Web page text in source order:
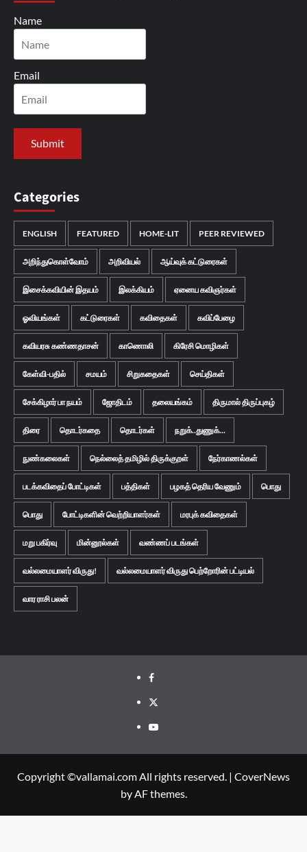
Name
Email
Categories
ENGLISH FEATURED HOME-LIT PEER REVIEWED
அறிந்துகொள்வோம் அறிவியல் ஆய்வுக் கட்டுரைகள்
இசைக்கவியின் இதயம் இலக்கியம் ஏனைய கவிஞர்கள்
ஓவியங்கள் கட்டுரைகள் கவிதைகள் கவிப்பேழை
கவியரசு கண்ணதாசன் காணொலி கிரேசி மொழிகள்
கேள்வி-பதில் சமயம் சிறுகதைகள் செய்திகள்
சேக்கிழார் பா நயம் ஜோதிடம் தலையங்கம் திருமால் திருப்புகழ்
திரை தொடர்கதை தொடர்கள் நறுக்..துணுக்...
நுண்கலைகள் நெல்லைத் தமிழில் திருக்குறள் நேர்காணல்கள்
படக்கவிதைப் போட்டிகள் பத்திகள் பழகத் தெரிய வேணும் பொது
பொது போட்டிகளின் வெற்றியாளர்கள் மரபுக் கவிதைகள்
மறு பகிர்வு மின்னூல்கள் வண்ணப் படங்கள்
வல்லமையாளர் விருது! வல்லமையாளர் விருது பெற்றோரின் பட்டியல்
வார ராசி பலன்
Facebook
Twitter
Youtube
Copyright ©vallamai.com All rights reserved. | CoverNews
by AF themes.